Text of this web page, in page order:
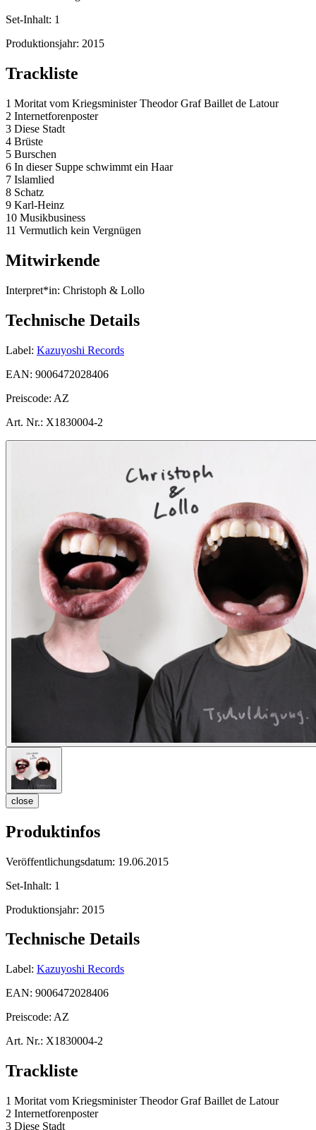
Set-Inhalt: 1
Produktionsjahr: 2015
Trackliste
1 Moritat vom Kriegsminister Theodor Graf Baillet de Latour
2 Internetforenposter
3 Diese Stadt
4 Brüste
5 Burschen
6 In dieser Suppe schwimmt ein Haar
7 Islamlied
8 Schatz
9 Karl-Heinz
10 Musikbusiness
11 Vermutlich kein Vergnügen
Mitwirkende
Interpret*in: Christoph & Lollo
Technische Details
Label: Kazuyoshi Records
EAN: 9006472028406
Preiscode: AZ
Art. Nr.: X1830004-2
close
Produktinfos
Veröffentlichungsdatum: 19.06.2015
Set-Inhalt: 1
Produktionsjahr: 2015
Technische Details
Label: Kazuyoshi Records
EAN: 9006472028406
Preiscode: AZ
Art. Nr.: X1830004-2
Trackliste
1 Moritat vom Kriegsminister Theodor Graf Baillet de Latour
2 Internetforenposter
3 Diese Stadt